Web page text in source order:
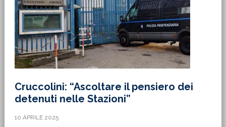
Cruccolini: “Ascoltare il pensiero dei
detenuti nelle Stazioni”
10 APRILE 2025